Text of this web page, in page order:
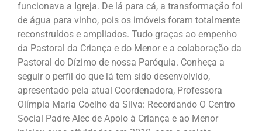
funcionava a Igreja. De lá para cá, a transformação foi
de água para vinho, pois os imóveis foram totalmente
reconstruídos e ampliados. Tudo graças ao empenho
da Pastoral da Criança e do Menor e a colaboração da
Pastoral do Dízimo de nossa Paróquia. Conheça a
seguir o perfil do que lá tem sido desenvolvido,
apresentado pela atual Coordenadora, Professora
Olímpia Maria Coelho da Silva: Recordando O Centro
Social Padre Alec de Apoio à Criança e ao Menor